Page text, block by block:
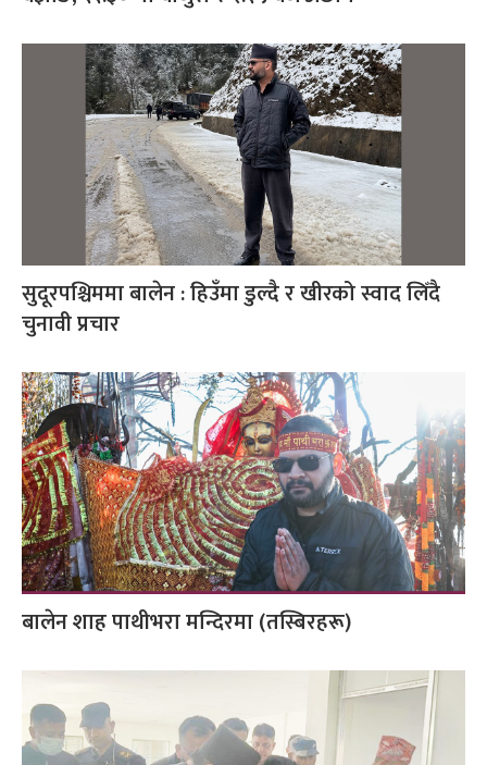
सुदूरपश्चिममा बालेन : हिउँमा डुल्दै र खीरको स्वाद लिँदै
चुनावी प्रचार
बालेन शाह पाथीभरा मन्दिरमा (तस्बिरहरू)